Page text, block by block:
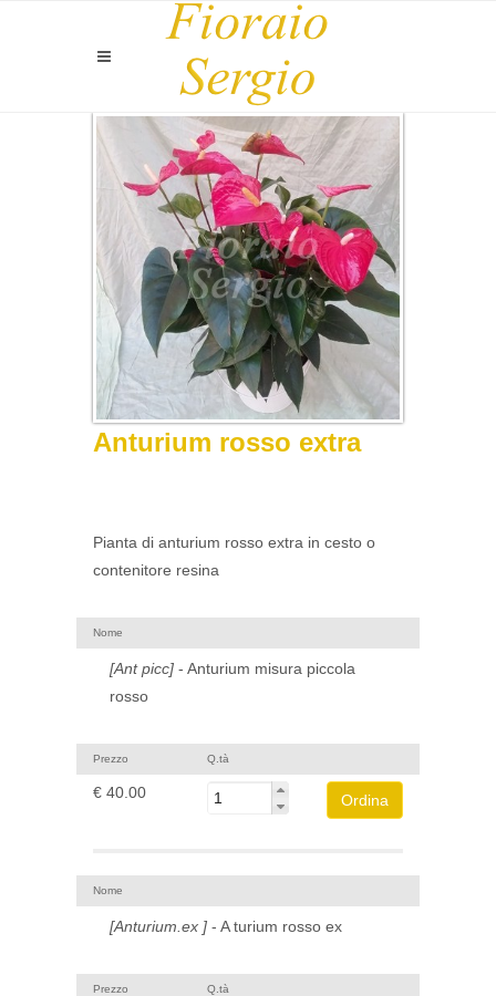
Anturium rosso extra
Pianta di anturium rosso extra in cesto o
contenitore resina
Nome
[Ant picc] - Anturium misura piccola
rosso
Prezzo Q.tà
€ 40.00
Nome
[Anturium.ex ] - A turium rosso ex
Prezzo Q.tà